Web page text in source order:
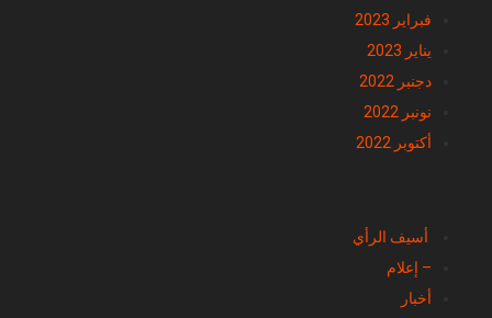
فبراير 2023
يناير 2023
دجنبر 2022
نونبر 2022
أكتوبر 2022
أسيف الرأي
– إعلام
أخبار